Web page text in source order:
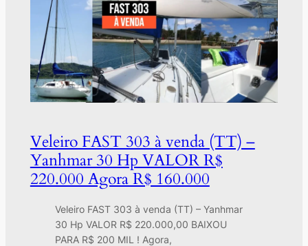
Veleiro FAST 303 à venda (TT) –
Yanhmar 30 Hp VALOR R$
220.000 Agora R$ 160.000
Veleiro FAST 303 à venda (TT) – Yanhmar
30 Hp VALOR R$ 220.000,00 BAIXOU
PARA R$ 200 MIL ! Agora,